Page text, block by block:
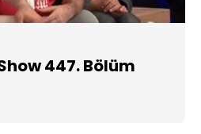
447. Bölüm